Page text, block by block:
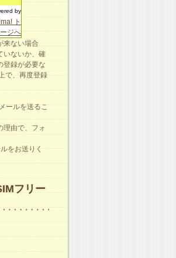
by
来ない場合
いないか、確
登録が必要な
で、再度登録
ールを送るこ
理由で、フォ
をお送りく
フリー